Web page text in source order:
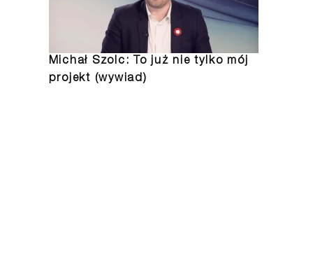
Michał Szolc: To już nie tylko mój
projekt (wywiad)